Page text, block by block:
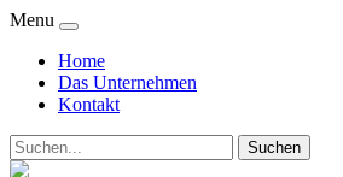
Menu
Home
Das Unternehmen
Kontakt